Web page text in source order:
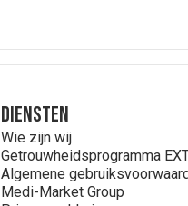
Diensten
Wie zijn wij
Getrouwheidsprogramma
Algemene
Medi-Market Group